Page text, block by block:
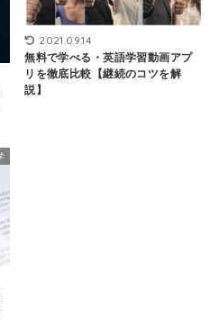
2021.09.14
無料で学べる・英語学習動画アプ
リを徹底比較【継続のコツを解
説】